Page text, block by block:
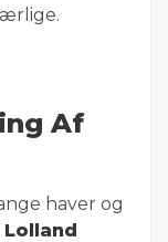
Af
haver og
Lolland